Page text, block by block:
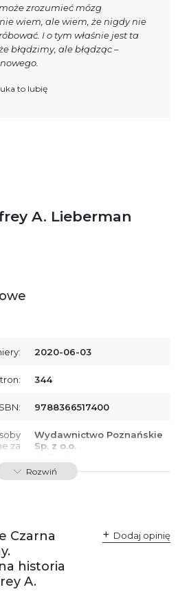
zrozumieć mózg
wiem, ale wiem, że nigdy nie
I o tym właśnie jest ta
błądzimy, ale błądząc –
to lubię
A. Lieberman
2020-06-03
344
9788366517400
za
Wydawnictwo Poznańskie
Sp. z o.o.
61-701 Poznań
Polska
Rozwiń
Czarna
historia
A.
Dodaj opinię